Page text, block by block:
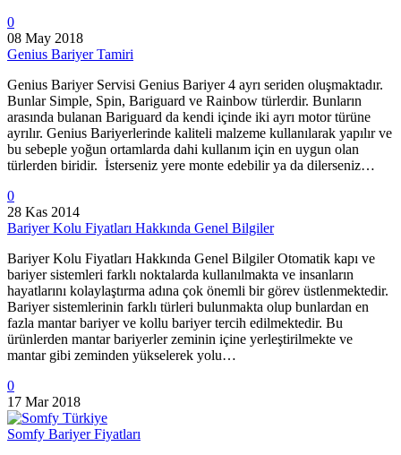
0
08 May 2018
Genius Bariyer Tamiri
Genius Bariyer Servisi Genius Bariyer 4 ayrı seriden oluşmaktadır.
Bunlar Simple, Spin, Bariguard ve Rainbow türlerdir. Bunların
arasında bulanan Bariguard da kendi içinde iki ayrı motor türüne
ayrılır. Genius Bariyerlerinde kaliteli malzeme kullanılarak yapılır ve
bu sebeple yoğun ortamlarda dahi kullanım için en uygun olan
türlerden biridir. İsterseniz yere monte edebilir ya da dilerseniz…
0
28 Kas 2014
Bariyer Kolu Fiyatları Hakkında Genel Bilgiler
Bariyer Kolu Fiyatları Hakkında Genel Bilgiler Otomatik kapı ve
bariyer sistemleri farklı noktalarda kullanılmakta ve insanların
hayatlarını kolaylaştırma adına çok önemli bir görev üstlenmektedir.
Bariyer sistemlerinin farklı türleri bulunmakta olup bunlardan en
fazla mantar bariyer ve kollu bariyer tercih edilmektedir. Bu
ürünlerden mantar bariyerler zeminin içine yerleştirilmekte ve
mantar gibi zeminden yükselerek yolu…
0
17 Mar 2018
Somfy Bariyer Fiyatları